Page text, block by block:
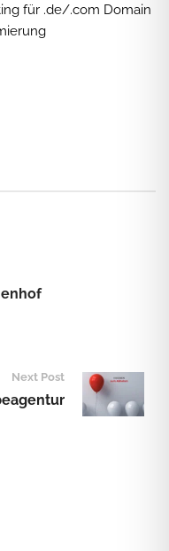
für .de/.com Domain
Next Post